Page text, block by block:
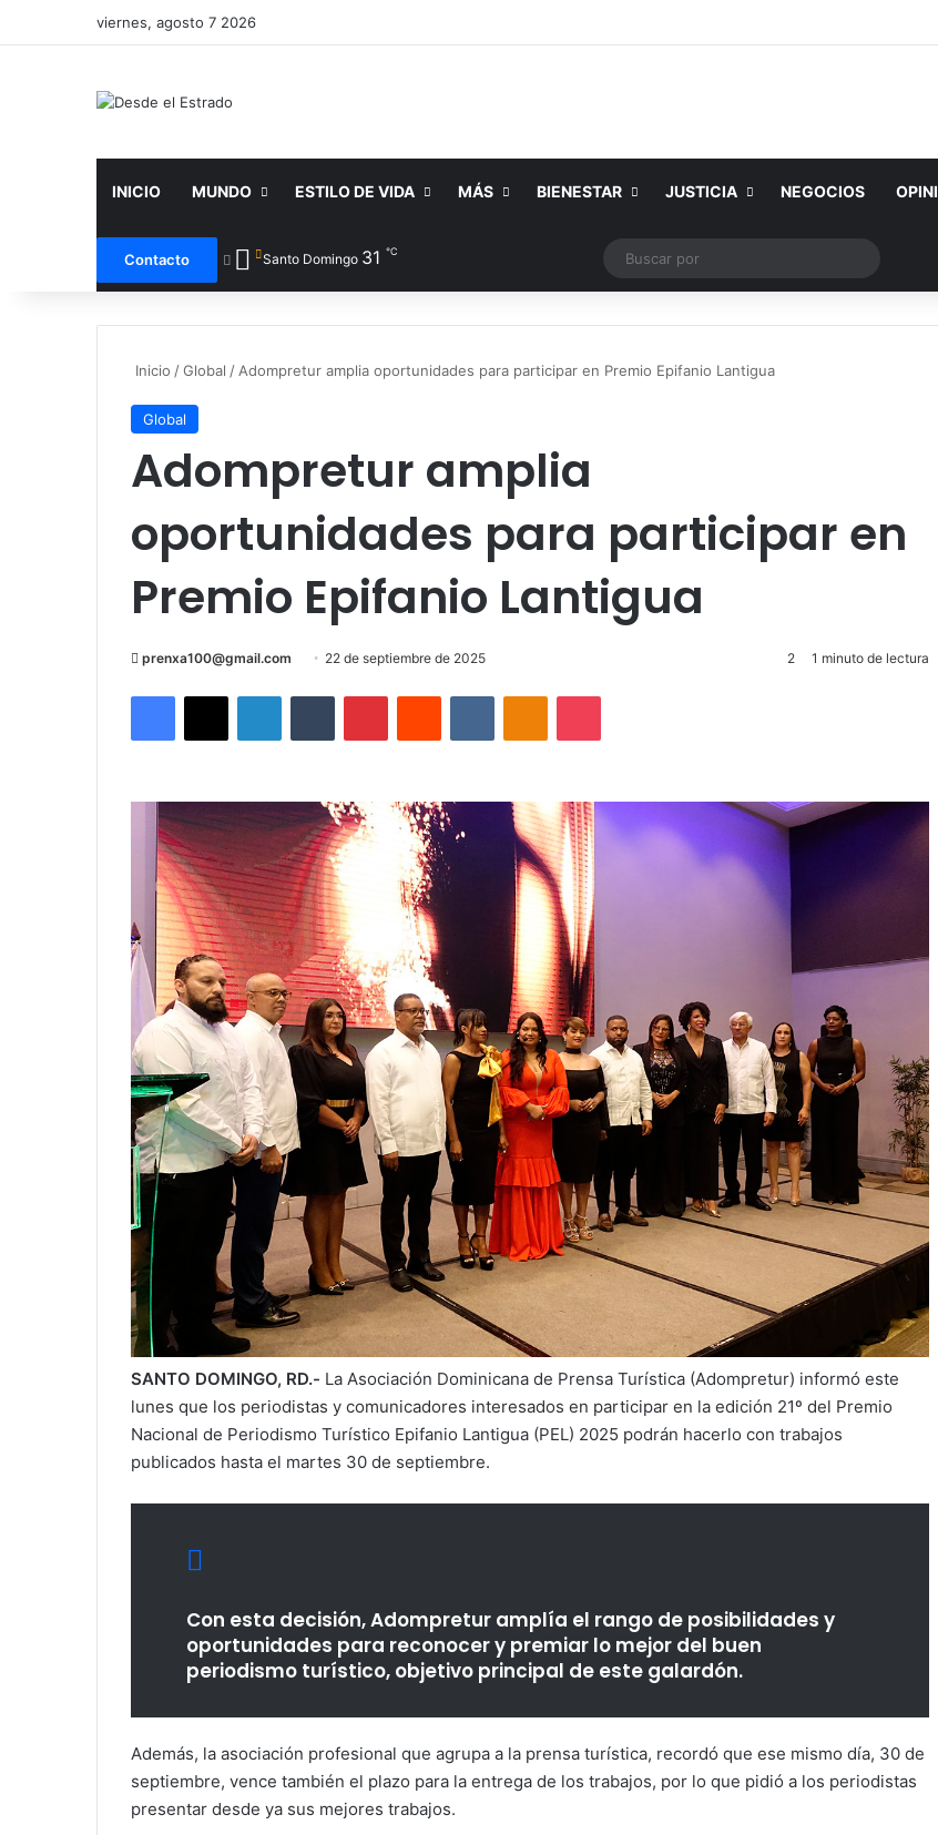
viernes, agosto 7 2026
INICIO MUNDO ESTILO DE VIDA MÁS BIENESTAR JUSTICIA NEGOCIOS
Contacto Santo Domingo 31 ℃ Publicación al azar
Switch skin
por
Inicio /Global / Adompretur amplia oportunidades para participar en Premio Epifanio Lantigua
Global
Adompretur amplia
oportunidades para participar en
Premio Epifanio Lantigua
prenxa100@gmail.com
Send 22 de septiembre de 2025 2 1 minuto de lectura
Facebook
X LinkedInTumblr PinterestReddit VKontakteOdnoklassniki
Pocket
SANTO DOMINGO, RD.- La Asociación Dominicana de Prensa Turística (Adompretur) informó este
lunes que los periodistas y comunicadores interesados en participar en la edición 21º del Premio
Nacional de Periodismo Turístico Epifanio Lantigua (PEL) 2025 podrán hacerlo con trabajos
publicados hasta el martes 30 de septiembre.
Con esta decisión, Adompretur amplía el rango de posibilidades y
oportunidades para reconocer y premiar lo mejor del buen
periodismo turístico, objetivo principal de este galardón.
Además, la asociación profesional que agrupa a la prensa turística, recordó que ese mismo día, 30 de
septiembre, vence también el plazo para la entrega de los trabajos, por lo que pidió a los periodistas
presentar desde ya sus mejores trabajos.